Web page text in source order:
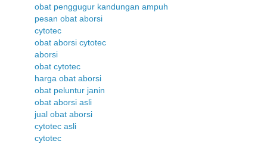
obat penggugur kandungan ampuh
pesan obat aborsi
cytotec
obat aborsi cytotec
aborsi
obat cytotec
harga obat aborsi
obat peluntur janin
obat aborsi asli
jual obat aborsi
cytotec asli
cytotec